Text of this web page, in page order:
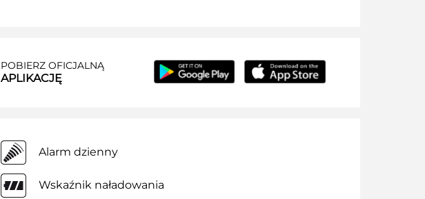
POBIERZ OFICJALNĄ
APLIKACJĘ
Alarm dzienny
Wskaźnik naładowania